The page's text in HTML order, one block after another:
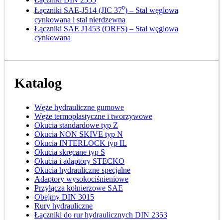
Łączniki SAE-J514 (JIC 37⁰) – Stal węglowa
cynkowana i stal nierdzewna
Łączniki SAE J1453 (ORFS) – Stal węglowa
cynkowana
Katalog
Węże hydrauliczne gumowe
Węże termoplastyczne i tworzywowe
Okucia standardowe typ Z
Okucia NON SKIVE typ N
Okucia INTERLOCK typ IL
Okucia skręcane typ S
Okucia i adaptory STECKO
Okucia hydrauliczne specjalne
Adaptory wysokociśnieniowe
Przyłącza kołnierzowe SAE
Obejmy DIN 3015
Rury hydrauliczne
Łączniki do rur hydraulicznych DIN 2353